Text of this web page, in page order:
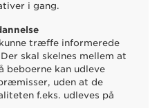
i gang.
træffe informerede
skal skelnes mellem at
beboerne kan udleve
uden at de
f.eks. udleves på